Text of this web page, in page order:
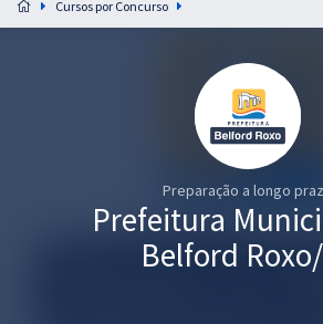
residências em saúde do Brasil
Cursos por Concurso
Preparação a longo
Prefeitura
Belford